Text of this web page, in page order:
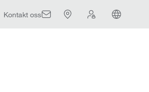
Kontakt oss